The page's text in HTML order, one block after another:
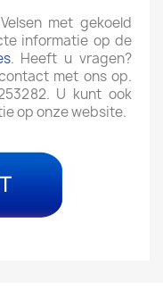
met gekoeld
informatie op de
. Heeft u vragen?
met ons op.
U kunt ook
op onze website.